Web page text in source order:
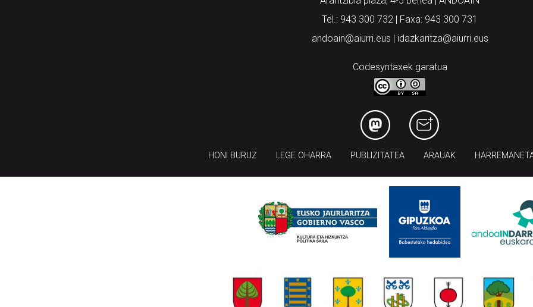
Tel.: 943 300 732 | Faxa: 943 300 731
andoain@aiurri.eus | idazkaritza@aiurri.eus
Codesyntaxek garatua
HONI BURUZ LEGE OHARRA PUBLIZITATEA ARAUAK